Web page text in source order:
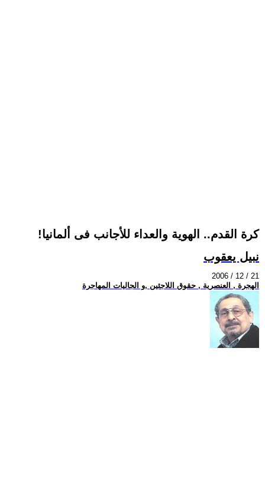
!كرة القدم.. الهوية والعداء للأجانب فى ألمانيا
نبيل يعقوب
2006 / 12 / 21
الهجرة , العنصرية , حقوق اللاجئين ,و الجاليات المهاجرة